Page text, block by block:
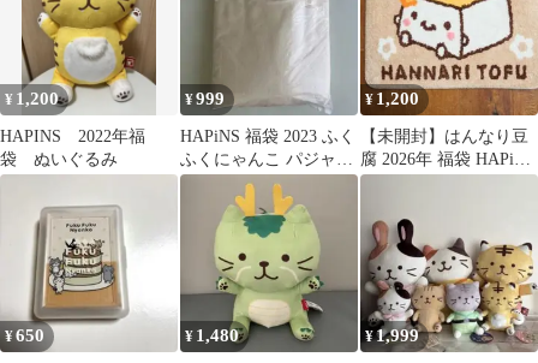
¥ 1,200
HAPINS 2022年福
袋 ぬいぐるみ
¥999
HAPiNS 福袋 2023 ふく
ふくにゃんこ パジャマ
プルオーバー
¥ 1,200
【未開封】はんなり豆
腐 2026年 福袋 HAPiNS
午年 ミニマット
¥650 ¥ 1,480 ¥1,999